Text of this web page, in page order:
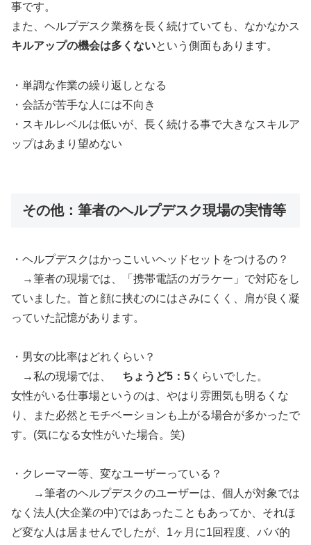
事です。
また、ヘルプデスク業務を長く続けていても、なかなかス
キルアップの機会は多くないという側面もあります。
・単調な作業の繰り返しとなる
・会話が苦手な人には不向き
・スキルレベルは低いが、長く続ける事で大きなスキルア
ップはあまり望めない
その他：筆者のヘルプデスク現場の実情等
・ヘルプデスクはかっこいいヘッドセットをつけるの？
→筆者の現場では、「携帯電話のガラケー」で対応をし
ていました。首と顔に挟むのにはさみにくく、肩が良く凝
っていた記憶があります。
・男女の比率はどれくらい？
→私の現場では、 ちょうど5：5 くらいでした。
女性がいる仕事場というのは、やはり雰囲気も明るくな
り、また必然とモチベーションも上がる場合が多かったで
す。(気になる女性がいた場合。笑)
・クレーマー等、変なユーザーっている？
→筆者のヘルプデスクのユーザーは、個人が対象では
なく法人(大企業の中)ではあったこともあってか、それほ
ど変な人は居ませんでしたが、1ヶ月に1回程度、ババ的